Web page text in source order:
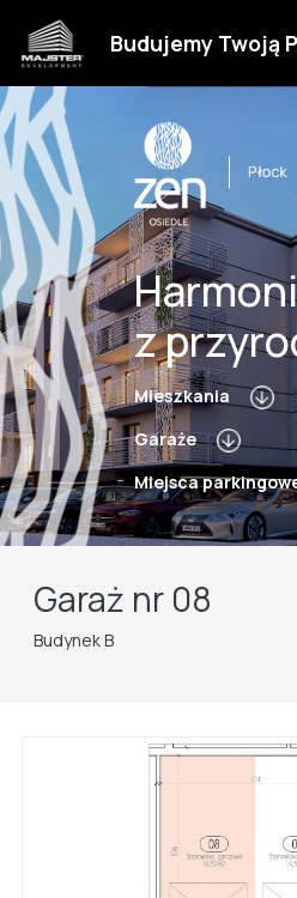
Budujemy Twoją
Kontakt
z
Mieszkania
Garaże
Miejsca
Garaż nr 08
Budynek B